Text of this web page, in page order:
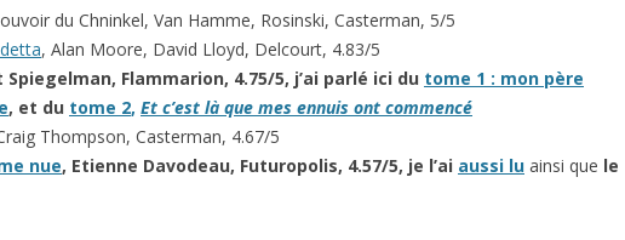
du Chninkel, Van Hamme, Rosinski, Casterman, 5/5
, Alan Moore, David Lloyd, Delcourt, 4.83/5
Spiegelman, Flammarion, 4.75/5, j’ai parlé ici du tome 1 : mon père
, et du tome 2, Et c’est là que mes ennuis ont commencé
Thompson, Casterman, 4.67/5
nue, Etienne Davodeau, Futuropolis, 4.57/5, je l’ai aussi lu ainsi que le